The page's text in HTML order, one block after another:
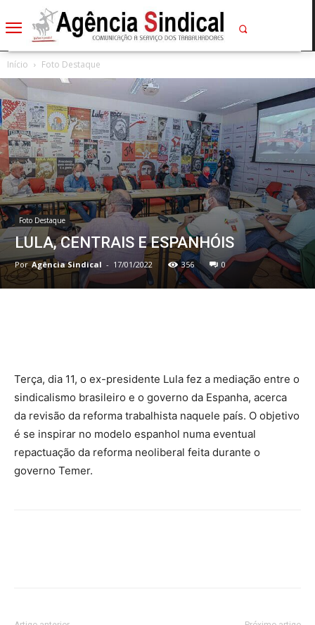
Início Foto Destaque
Foto Destaque
LULA, CENTRAIS E ESPANHÓIS
Por Agência Sindical - 17/01/2022 356 0
Terça, dia 11, o ex-presidente Lula fez a mediação entre o
sindicalismo brasileiro e o governo da Espanha, acerca
da revisão da reforma trabalhista naquele país. O objetivo
é se inspirar no modelo espanhol numa eventual
repactuação da reforma neoliberal feita durante o
governo Temer.